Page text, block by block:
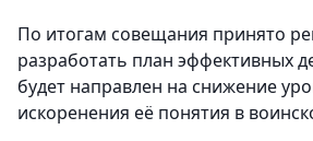
По итогам совещания принято
разработать план эффективных
будет направлен на снижение
искоренения её понятия в